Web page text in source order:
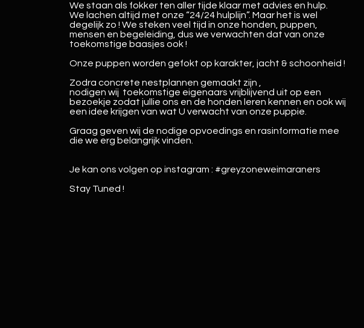
We staan als fokker ten aller tijde klaar met advies en hulp.
We lachen altijd met onze “24/24 hulplijn”. Maar het is wel
degelijk zo ! We steken veel tijd in onze honden, puppen,
mensen en begeleiding, dus we verwachten dat van onze
toekomstige baasjes ook !
Onze puppen worden gefokt op karakter, jacht & schoonheid !
Zodra concrete nestplannen gemaakt zijn ,
nodigen wij toekomstige eigenaars vrijblijvend uit op een
bezoekje zodat jullie ons en de honden leren kennen en ook wij
een idee krijgen van wat U verwacht van onze puppie.
Graag geven wij de nodige opvoedings en rasinformatie mee
die we erg belangrijk vinden.
Je kan ons volgen op instagram : #greyzoneweimaraners
Stay Tuned !